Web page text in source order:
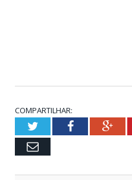
COMPARTILHAR:
TwitterFacebook
Email